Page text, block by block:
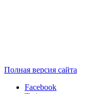
Полная версия сайта
Facebook